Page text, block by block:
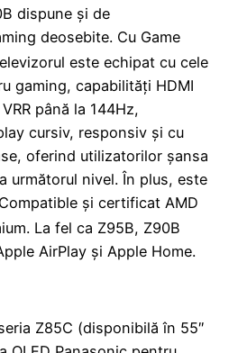
dispune și de
deosebite. Cu Game
este echipat cu cele
gaming, capabilități HDMI
până la 144Hz,
cursiv, responsiv și cu
oferind utilizatorilor șansa
următorul nivel. În plus, este
și certificat AMD
La fel ca Z95B, Z90B
AirPlay și Apple Home.
Z85C (disponibilă în 55″